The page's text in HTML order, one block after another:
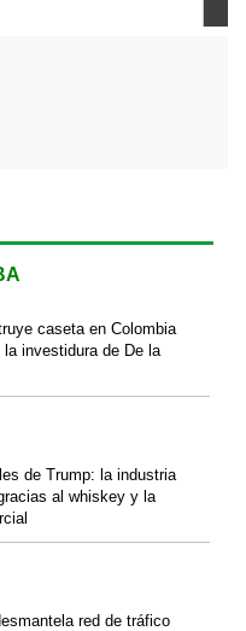
caseta en Colombia
investidura de De la
de Trump: la industria
al whiskey y la
red de tráfico